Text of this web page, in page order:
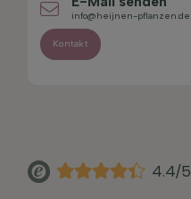
info@heijnen-pflanzen.de
Kontakt
4.4/5